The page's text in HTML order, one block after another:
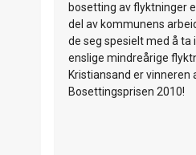
bosetting av flyktninger
del av kommunens
de seg spesielt med å ta
enslige mindreårige
Kristiansand er vinneren
Bosettingsprisen 2010!